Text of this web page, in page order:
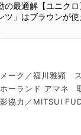
の最適解【ユニク
ツ」はブラウンが使
ーク／福川雅顕
ーランド アマネ
力／MITSUI